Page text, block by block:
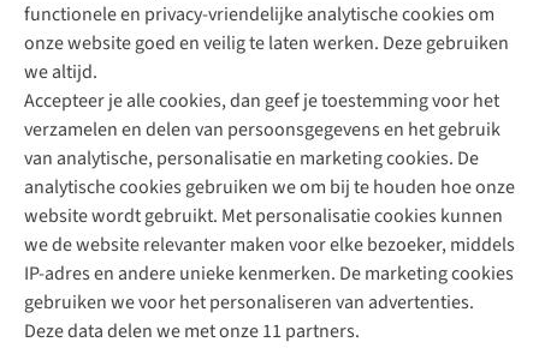
functionele en privacy-vriendelijke analytische cookies om
onze website goed en veilig te laten werken. Deze gebruiken
we altijd.
Accepteer je alle cookies, dan geef je toestemming voor het
verzamelen en delen van persoonsgegevens en het gebruik
van analytische, personalisatie en marketing cookies. De
analytische cookies gebruiken we om bij te houden hoe onze
website wordt gebruikt. Met personalisatie cookies kunnen
we de website relevanter maken voor elke bezoeker, middels
IP-adres en andere unieke kenmerken. De marketing cookies
gebruiken we voor het personaliseren van advertenties.
Deze data delen we met onze 11 partners.
Direct advies van een Buitenexpert
+31 (0)85 888 50 88
+31 6 12 28 49 80
Contactformulier